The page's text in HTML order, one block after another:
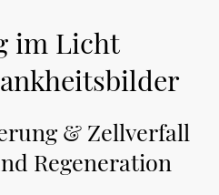
im Licht
& Zellverfall
Regeneration